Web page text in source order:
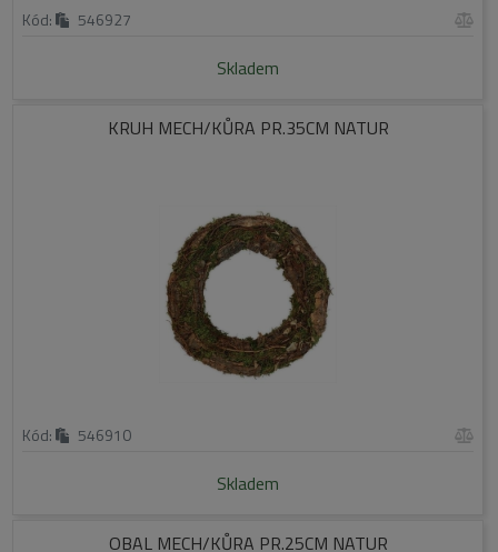
Kód: 546927
Skladem
KRUH MECH/KŮRA PR.35CM NATUR
Kód: 546910
Skladem
OBAL MECH/KŮRA PR.25CM NATUR